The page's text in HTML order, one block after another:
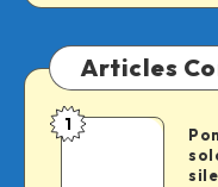
Articles
Pompiers
1